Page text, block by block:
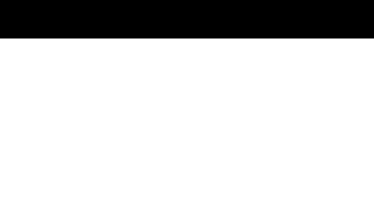
CNPJ: 62.520.218/0001-24Razão social: Museu de Arte Moderna de São Paulo